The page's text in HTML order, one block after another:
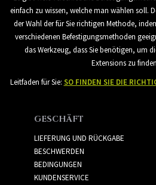
einfach zu wissen, welche man wählen soll.
der Wahl der für Sie richtigen Methode,
verschiedenen Befestigungsmethoden
das Werkzeug, dass Sie benötigen, um
Extensions zu
Leitfaden für Sie: SO FINDEN SIE DIE
GESCHÄFT
LIEFERUNG UND RÜCKGABE
BESCHWERDEN
BEDINGUNGEN
KUNDENSERVICE